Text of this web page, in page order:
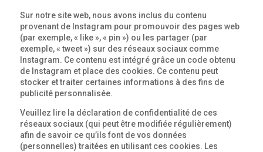
Sur notre site web, nous avons inclus du contenu
provenant de Instagram pour promouvoir des pages web
(par exemple, « like », « pin ») ou les partager (par
exemple, « tweet ») sur des réseaux sociaux comme
Instagram. Ce contenu est intégré grâce un code obtenu
de Instagram et place des cookies. Ce contenu peut
stocker et traiter certaines informations à des fins de
publicité personnalisée.
Veuillez lire la déclaration de confidentialité de ces
réseaux sociaux (qui peut être modifiée régulièrement)
afin de savoir ce qu’ils font de vos données
(personnelles) traitées en utilisant ces cookies. Les